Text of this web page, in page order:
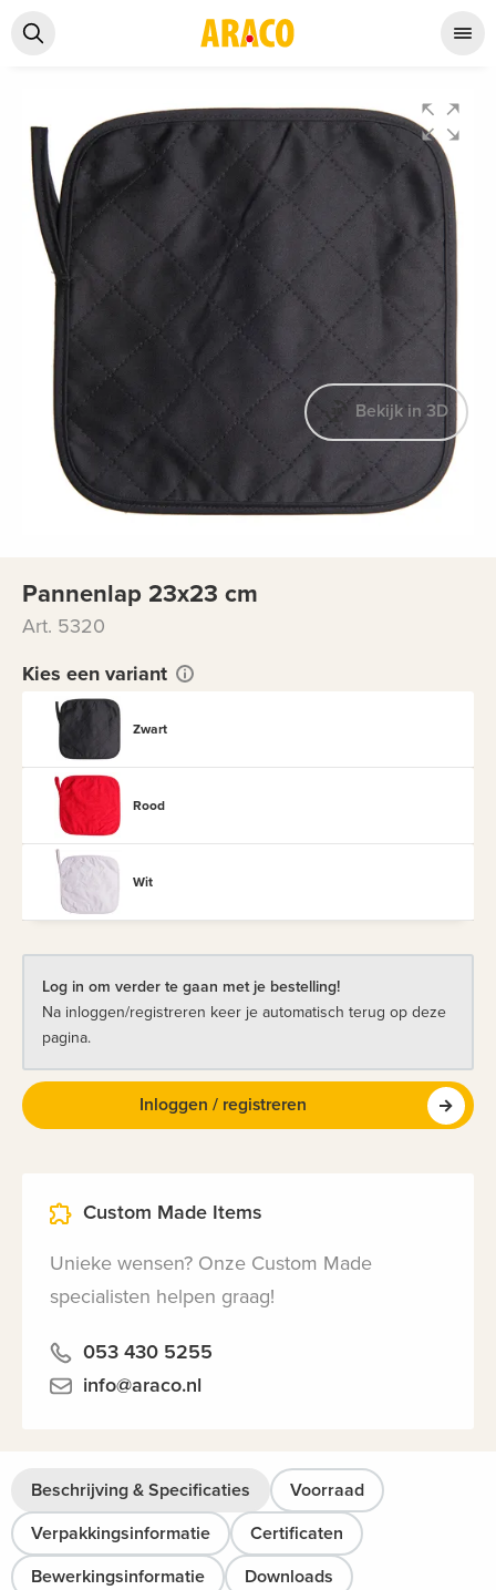
Bekijk in 3D
Pannenlap 23x23 cm
Art. 5320
Kies een variant
Zwart
Rood
Wit
Log in om verder te gaan met je bestelling!
Na inloggen/registreren keer je automatisch terug op deze
pagina.
Inloggen / registreren
Custom Made Items
Unieke wensen? Onze Custom Made
specialisten helpen graag!
053 430 5255
info@araco.nl
Beschrijving & Specificaties
Voorraad
Verpakkingsinformatie
Certificaten
Bewerkingsinformatie
Downloads